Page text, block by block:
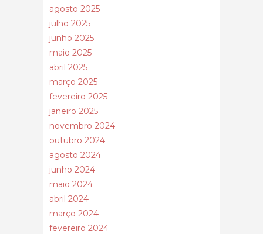
agosto 2025
julho 2025
junho 2025
maio 2025
abril 2025
março 2025
fevereiro 2025
janeiro 2025
novembro 2024
outubro 2024
agosto 2024
junho 2024
maio 2024
abril 2024
março 2024
fevereiro 2024